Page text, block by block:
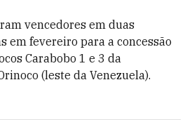
vencedores em duas
em fevereiro para a concessão
Carabobo 1 e 3 da
(leste da Venezuela).